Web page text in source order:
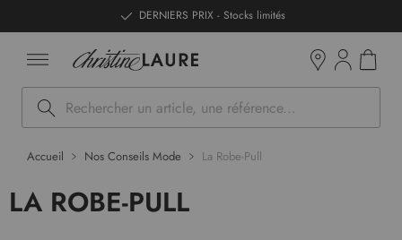
DERNIERS PRIX - Stocks limités
Rechercher
Accueil Nos Conseils Mode La Robe-Pull
LA ROBE-PULL